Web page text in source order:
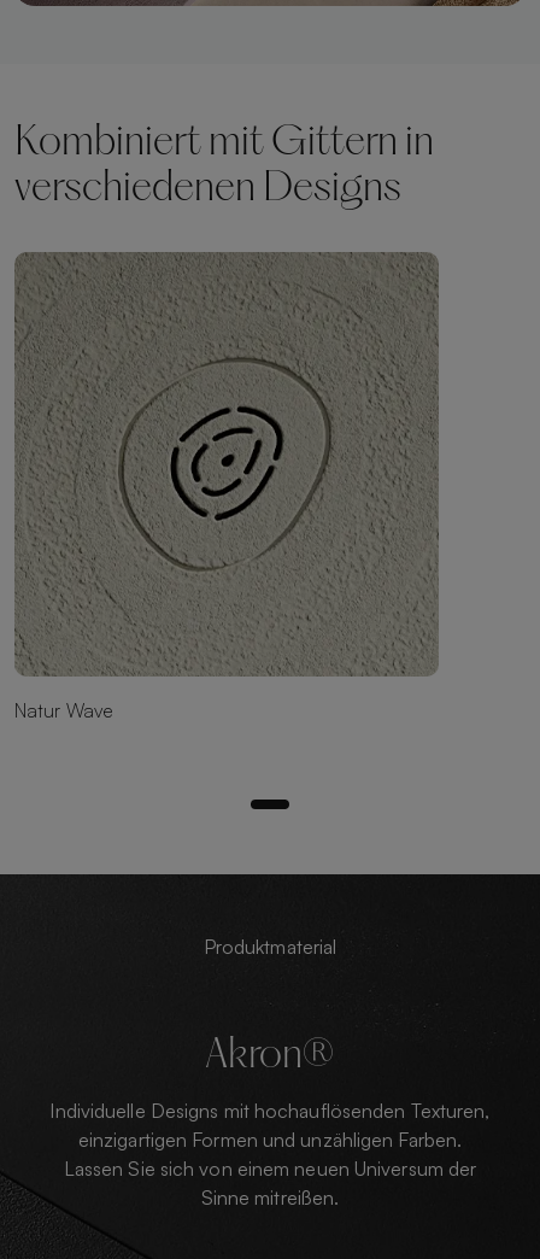
Kombiniert mit Gittern in
verschiedenen Designs
Natur Wave
Produktmaterial
Akron®
Individuelle Designs mit hochauflösenden Texturen,
einzigartigen Formen und unzähligen Farben.
Lassen Sie sich von einem neuen Universum der
Sinne mitreißen.